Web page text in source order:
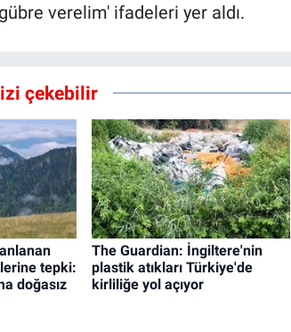
verelim' ifadeleri yer aldı.
çekebilir
tepki:
doğasız
The Guardian: İngiltere'nin
plastik atıkları Türkiye'de
kirliliğe yol açıyor